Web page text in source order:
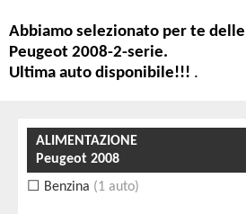
Abbiamo selezionato per te
Peugeot 2008-2-serie.
Ultima auto disponibile!!! .
ALIMENTAZIONE
Peugeot 2008
Benzina (1 auto)